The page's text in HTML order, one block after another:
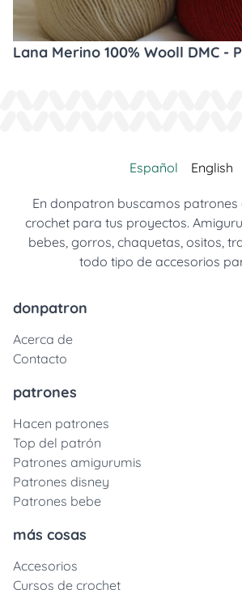
Lana Merino 100% Wooll DMC -
Español English
En donpatron buscamos
crochet para tus proyectos.
bebes, gorros, chaquetas, ositos,
todo tipo de accesorios
donpatron
Acerca de
Contacto
patrones
Hacen patrones
Top del patrón
Patrones amigurumis
Patrones disney
Patrones bebe
más cosas
Accesorios
Cursos de crochet